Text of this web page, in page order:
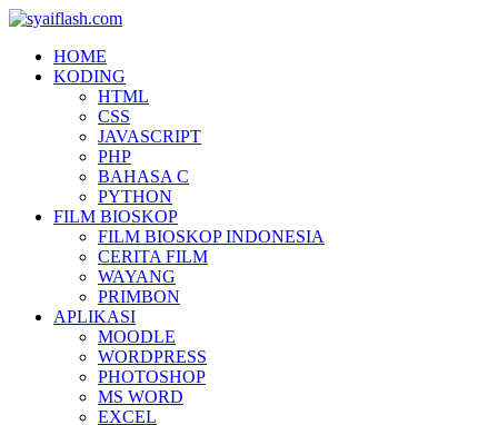
HOME
KODING
HTML
CSS
JAVASCRIPT
PHP
BAHASA C
PYTHON
FILM BIOSKOP
FILM BIOSKOP INDONESIA
CERITA FILM
WAYANG
PRIMBON
APLIKASI
MOODLE
WORDPRESS
PHOTOSHOP
MS WORD
EXCEL